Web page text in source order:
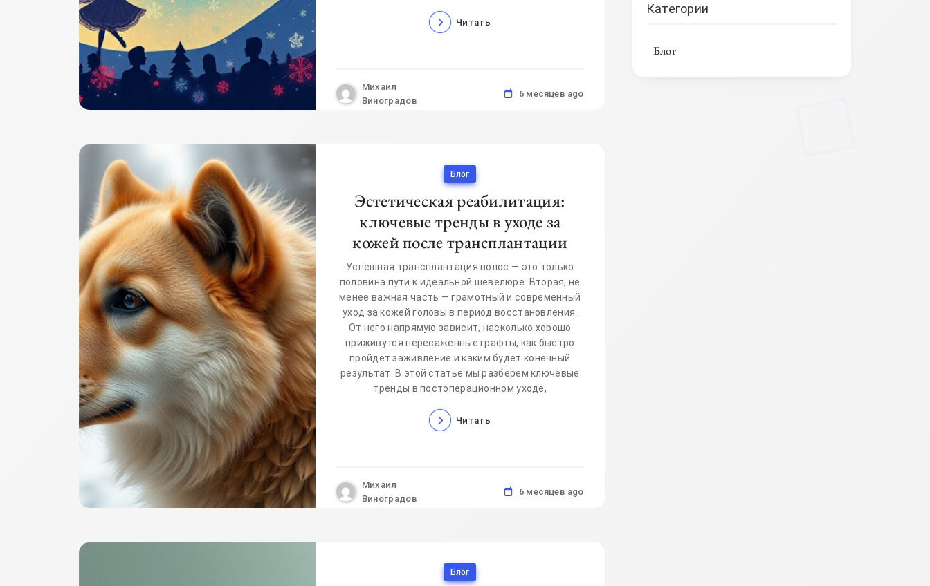
Читать
Михаил
Виноградов
6 месяцев ago
Блог
Эстетическая реабилитация:
ключевые тренды в уходе за
кожей после трансплантации
Успешная трансплантация волос — это только
половина пути к идеальной шевелюре. Вторая, не
менее важная часть — грамотный и современный
уход за кожей головы в период восстановления.
От него напрямую зависит, насколько хорошо
приживутся пересаженные графты, как быстро
пройдет заживление и каким будет конечный
результат. В этой статье мы разберем ключевые
тренды в постоперационном уходе,
Читать
Михаил
Виноградов
6 месяцев ago
Блог
Категории
Блог